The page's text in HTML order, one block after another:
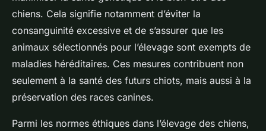
chiens. Cela signifie notamment d’éviter la
consanguinité excessive et de s’assurer que les
animaux sélectionnés pour l’élevage sont exempts de
maladies héréditaires. Ces mesures contribuent non
seulement à la santé des futurs chiots, mais aussi à la
préservation des races canines.
Parmi les normes éthiques dans l’élevage des chiens,